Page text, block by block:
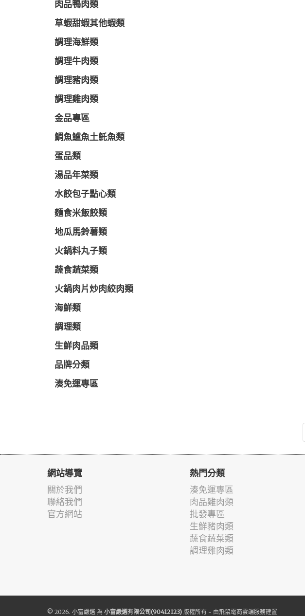
肉品鴨肉類
草蝦甜蝦其他蝦類
調理海鮮類
調理牛肉類
調理豬肉類
調理雞肉類
金品專區
鯛魚鱸魚土魠魚類
蛋品類
湯品年菜類
水餃包子點心類
麵食米飯餃類
地瓜馬鈴薯類
火鍋料丸子類
蔬食蔬菜類
火鍋肉片炒肉絞肉類
海鮮類
調理類
生鮮肉品類
品牌分類
湊免運專區
網站導覽
關於我們
聯絡我們
官方網站
熱門分類
湊免運專區
肉品雞肉類
批發專區
生鮮豬肉類
蔬食蔬菜類
調理雞肉類
© 2026. 小富嚴選 為 小富嚴選有限公司(90412123) 版權所有 - 由飛鼠電商雲端服務建置